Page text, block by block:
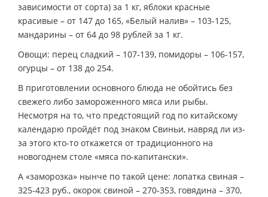
зависимости от сорта) за 1 кг, яблоки красные
красивые – от 147 до 165, «Белый налив» – 103-125,
мандарины – от 64 до 98 рублей за 1 кг.
Овощи: перец сладкий – 107-139, помидоры – 106-157,
огурцы – от 138 до 254.
В приготовлении основного блюда не обойтись без
свежего либо замороженного мяса или рыбы.
Несмотря на то, что предстоящий год по китайскому
календарю пройдёт под знаком Свиньи, навряд ли из-
за этого кто-то откажется от традиционного на
новогоднем столе «мяса по-капитански».
А «заморозка» нынче по такой цене: лопатка свиная –
325-423 руб., окорок свиной – 270-353, говядина – 370,